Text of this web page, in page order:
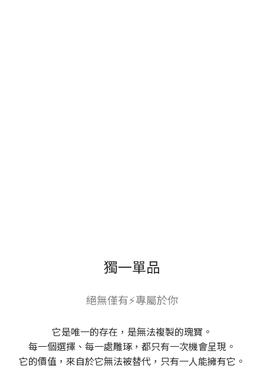
獨一單品
絕無僅有⚡專屬於你
它是唯一的存在，是無法複製的瑰寶。
每一個選擇、每一處雕琢，都只有一次機會呈現。
它的價值，來自於它無法被替代，只有一人能擁有它。